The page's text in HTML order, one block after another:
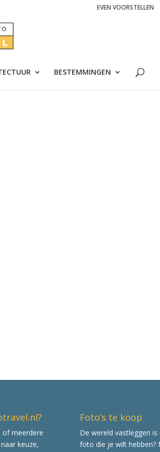
EVEN VOORSTELLEN
BESTEMMINGEN
of meerdere
keuze,
Foto’s te koop
De wereld vastleggen
foto die je wilt hebben?